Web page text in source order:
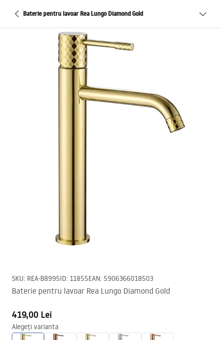
Baterie pentru lavoar Rea Lungo Diamond Gold
SKU: REA-B8995ID: 11855EAN: 5906366018503
Baterie pentru lavoar Rea Lungo Diamond Gold
419,00 Lei
Alegeți varianta